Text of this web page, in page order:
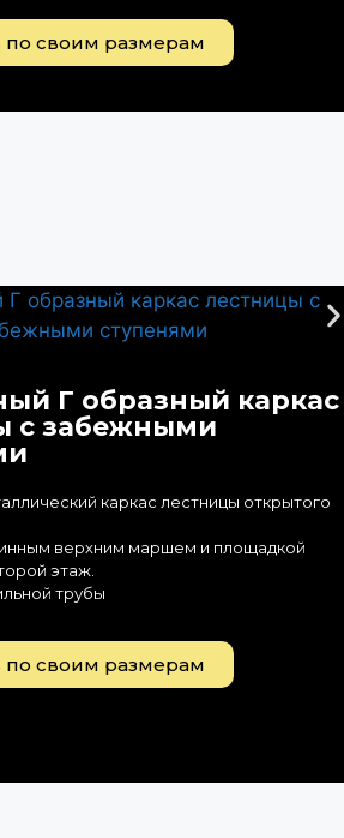
по своим размерам
Г образный каркас
с забежными
каркас лестницы открытого
верхним маршем и площадкой
этаж.
трубы
по своим размерам